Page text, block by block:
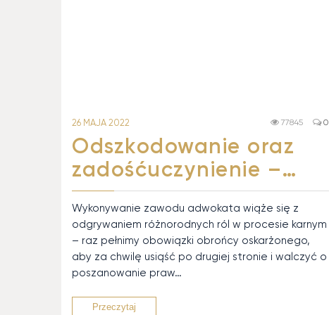
26 MAJA 2022 0
77845
Odszkodowanie oraz
zadośćuczynienie –…
Wykonywanie zawodu adwokata wiąże się z
odgrywaniem różnorodnych ról w procesie karnym
– raz pełnimy obowiązki obrońcy oskarżonego,
aby za chwilę usiąść po drugiej stronie i walczyć o
poszanowanie praw…
Przeczytaj